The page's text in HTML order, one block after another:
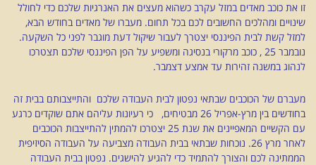
זו את כוכב מאדים במזל עקרב כשהוא מעצים את האנרגיות שלכם כדי לחולל
שינויים ומהלכים החשובים לכם בכל תחום. מעברו של מאדים בחודש הבא,
למזל קשת לבית הפיננסי יצטרך לעבור שיקול דעת מוגבר לפני כל השקעה.
נובמבר 25 , כוכב מרקורי בנסיגה ומשפיע על הפן הפיננסי שלכם תצטרכו
לנהוג במשנה זהירות עד אמצע דצמבר.
מעברם של הכוכבים שבתאי נפטון לבית העבודה שלכם והתייצבותם בבית זה
בחודשים בין מרץ-אפריל 26 מבטיחים, כי רעיונות עליהם אתם שוקדים כרגע
עם הקשיים המאפיינים את שנת 25 יצטרכו להמתין להתייצבות הכוכבים
לאחר מרץ 26. נוכחות שבתאי בבית העבודה מצביעה על העבודה הסיזיפית
הממתינה לכם והצורך להתמיד כדי להגיע להישגים. נפטון בבית העבודה